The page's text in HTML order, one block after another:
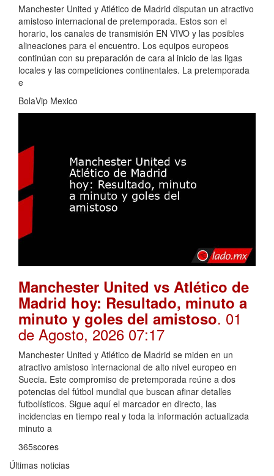
Manchester United y Atlético de Madrid disputan un atractivo
amistoso internacional de pretemporada. Estos son el
horario, los canales de transmisión EN VIVO y las posibles
alineaciones para el encuentro. Los equipos europeos
continúan con su preparación de cara al inicio de las ligas
locales y las competiciones continentales. La pretemporada
e
BolaVip Mexico
Manchester United vs Atlético de
Madrid hoy: Resultado, minuto a
minuto y goles del amistoso. 01
de Agosto, 2026 07:17
Manchester United y Atlético de Madrid se miden en un
atractivo amistoso internacional de alto nivel europeo en
Suecia. Este compromiso de pretemporada reúne a dos
potencias del fútbol mundial que buscan afinar detalles
futbolísticos. Sigue aquí el marcador en directo, las
incidencias en tiempo real y toda la información actualizada
minuto a
365scores
Últimas noticias